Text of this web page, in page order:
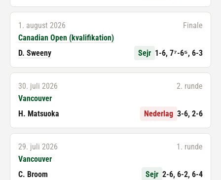
1. august 2026
Finale
Canadian Open (kvalifikation)
D. Sweeny
Sejr 1-6, 7⁷-6⁵, 6-3
30. juli 2026
2. runde
Vancouver
H. Matsuoka
Nederlag 3-6, 2-6
29. juli 2026
1. runde
Vancouver
C. Broom
Sejr 2-6, 6-2, 6-4